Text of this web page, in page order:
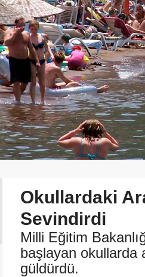
Okullardaki
Sevindirdi
Milli Eğitim
başlayan okullarda
güldürdü.